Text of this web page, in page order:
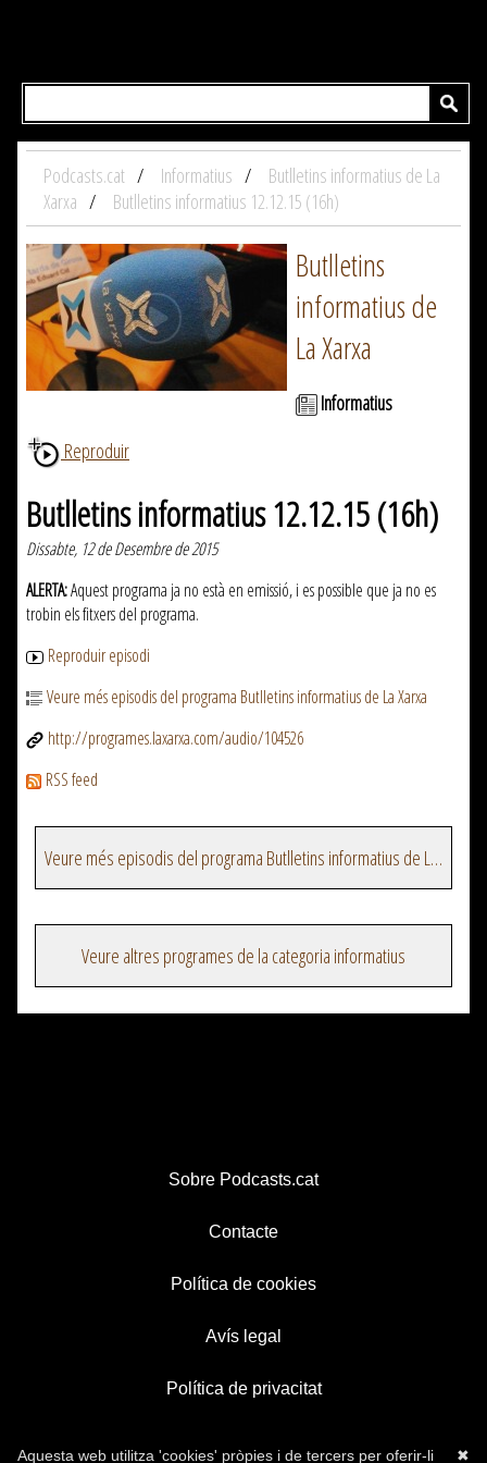
Podcasts.cat Informatius
Butlletins informatius de La
Xarxa
Butlletins informatius 12.12.15 (16h)
Butlletins
informatius de
La Xarxa
Informatius
Reproduir
Butlletins informatius 12.12.15 (16h)
Dissabte, 12 de Desembre de 2015
ALERTA:Aquest programa ja no està en emissió, i es possible que ja no es
trobin els fitxers del programa.
Reproduir episodi
Veure més episodis del programa Butlletins informatius de La Xarxa
http://programes.laxarxa.com/audio/104526
RSS feed
Veure més episodis del programa Butlletins informatius de La Xarxa
Veure altres programes de la categoria informatius
Sobre Podcasts.cat
Contacte
Política de cookies
Avís legal
Política de privacitat
✖
Aquesta web utilitza 'cookies' pròpies i de tercers per oferir-li